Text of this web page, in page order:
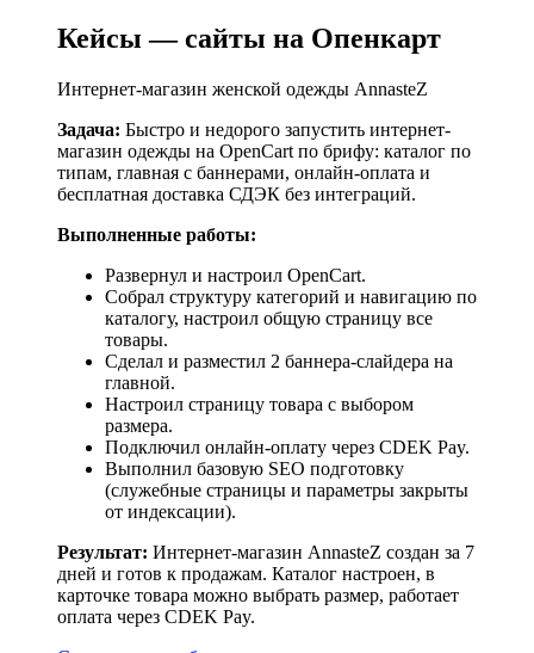
Кейсы — сайты на Опенкарт
Интернет-магазин женской одежды AnnasteZ
Задача: Быстро и недорого запустить интернет-
магазин одежды на OpenCart по брифу: каталог по
типам, главная с баннерами, онлайн-оплата и
бесплатная доставка СДЭК без интеграций.
Выполненные работы:
Развернул и настроил OpenCart.
Собрал структуру категорий и навигацию по
каталогу, настроил общую страницу все
товары.
Сделал и разместил 2 баннера-слайдера на
главной.
Настроил страницу товара с выбором
размера.
Подключил онлайн-оплату через CDEK Pay.
Выполнил базовую SEO подготовку
(служебные страницы и параметры закрыты
от индексации).
Результат: Интернет-магазин AnnasteZ создан за 7
дней и готов к продажам. Каталог настроен, в
карточке товара можно выбрать размер, работает
оплата через CDEK Pay.